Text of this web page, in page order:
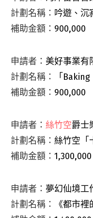
計劃名稱： 吟遊、沉
補助金額： 900,000
申請者： 美好事業有
計劃名稱：
「
補助金額： 900,000
申請者：絲竹空爵士
計劃名稱：絲竹空「
補助金額：1,300,000
申請者： 夢幻仙境工
計劃名稱：
《都市